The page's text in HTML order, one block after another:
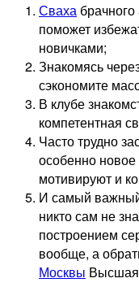
Сваха
поможет
новичками;
Знакомясь
сэкономите
В клубе
компетентная
Часто трудно
особенно новое
мотивируют и
И самый
никто сам не
построением
вообще, а
Москвы Высшая